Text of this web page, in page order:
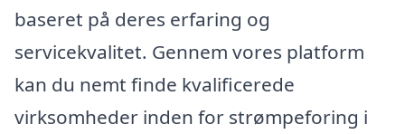
baseret på deres erfaring og
servicekvalitet. Gennem vores platform
kan du nemt finde kvalificerede
virksomheder inden for strømpeforing i